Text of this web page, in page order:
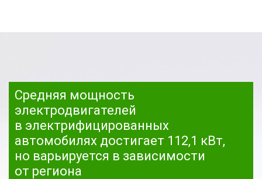
Средняя мощность
электродвигателей
в электрифицированных
автомобилях достигает 112,1 кВт,
но варьируется в зависимости
от региона